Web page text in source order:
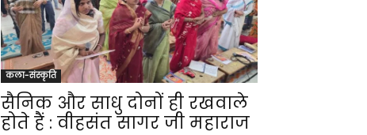
कला-संस्कृति
सैनिक और साधु दोनों ही रखवाले
होते हैं : वीहसंत सागर जी महाराज